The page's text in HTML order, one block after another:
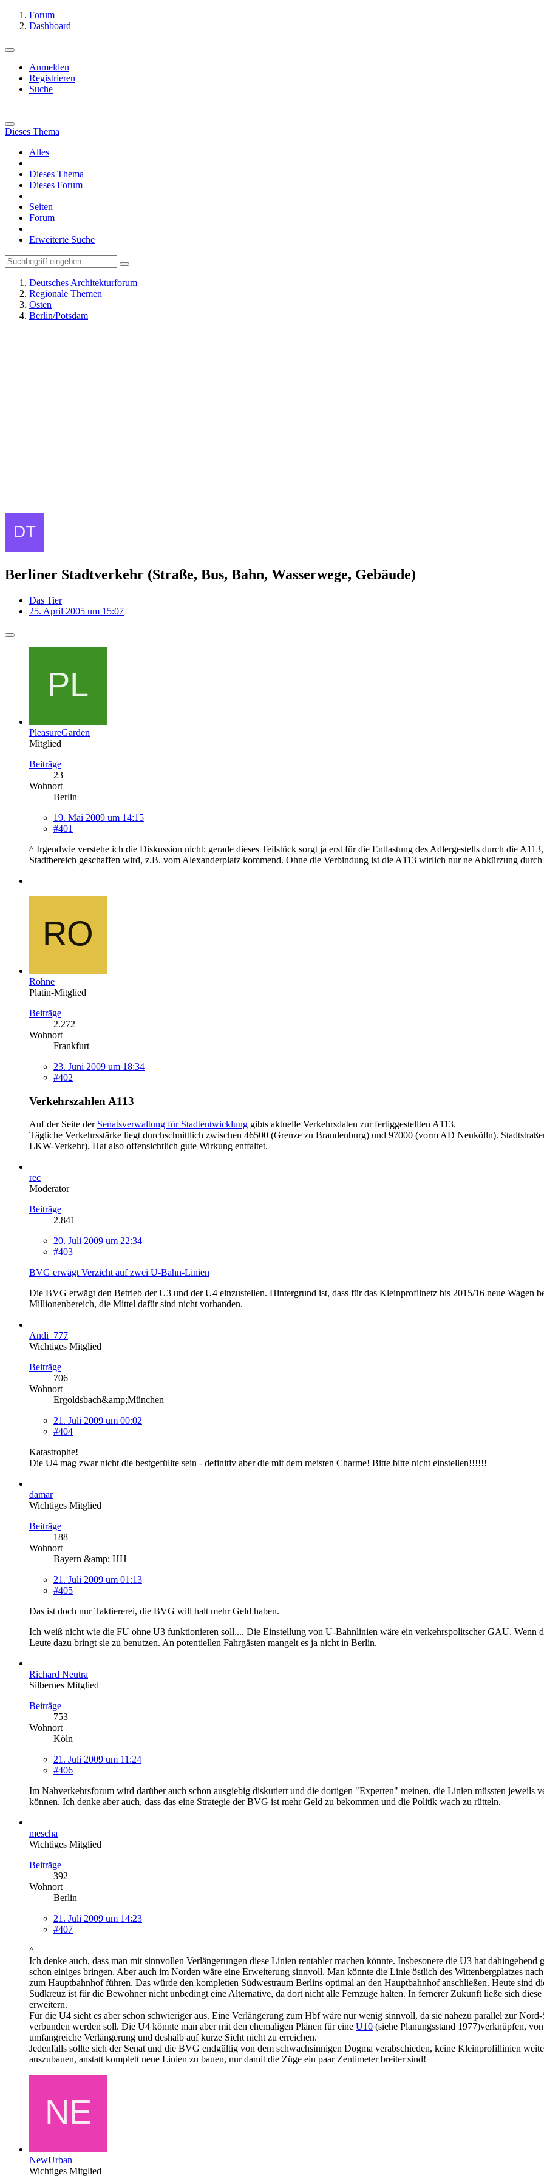
Forum
Dashboard
Anmelden
Registrieren
Suche
Dieses Thema
Alles
Dieses Thema
Dieses Forum
Seiten
Forum
Erweiterte Suche
Deutsches Architekturforum
Regionale Themen
Osten
Berlin/Potsdam
Berliner Stadtverkehr (Straße, Bus, Bahn, Wasserwege, Gebäude)
Das Tier
25. April 2005 um 15:07
PleasureGarden
Mitglied
Beiträge
23
Wohnort
Berlin
19. Mai 2009 um 14:15
#401
^ Irgendwie verstehe ich die Diskussion nicht: gerade dieses Teilstück sorgt ja erst für die Entlastung des Adlergestells durch die
Stadtbereich geschaffen wird, z.B. vom Alexanderplatz kommend. Ohne die Verbindung ist die A113 wirlich nur ne Abkürzung
Rohne
Platin-Mitglied
Beiträge
2.272
Wohnort
Frankfurt
23. Juni 2009 um 18:34
#402
Verkehrszahlen A113
Auf der Seite der Senatsverwaltung für Stadtentwicklung gibts aktuelle Verkehrsdaten zur fertiggestellten A113.
Tägliche Verkehrsstärke liegt durchschnittlich zwischen 46500 (Grenze zu Brandenburg) und 97000 (vorm AD Neukölln).
LKW-Verkehr). Hat also offensichtlich gute Wirkung entfaltet.
rec
Moderator
Beiträge
2.841
20. Juli 2009 um 22:34
#403
BVG erwägt Verzicht auf zwei U-Bahn-Linien
Die BVG erwägt den Betrieb der U3 und der U4 einzustellen. Hintergrund ist, dass für das Kleinprofilnetz bis 2015/16 neue Wagen
Millionenbereich, die Mittel dafür sind nicht vorhanden.
Andi_777
Wichtiges Mitglied
Beiträge
706
Wohnort
Ergoldsbach&amp;München
21. Juli 2009 um 00:02
#404
Katastrophe!
Die U4 mag zwar nicht die bestgefüllte sein - definitiv aber die mit dem meisten Charme! Bitte bitte nicht einstellen!!!!!!
damar
Wichtiges Mitglied
Beiträge
188
Wohnort
Bayern &amp; HH
21. Juli 2009 um 01:13
#405
Das ist doch nur Taktiererei, die BVG will halt mehr Geld haben.
Ich weiß nicht wie die FU ohne U3 funktionieren soll.... Die Einstellung von U-Bahnlinien wäre ein verkehrspolitscher GAU. Wenn
Leute dazu bringt sie zu benutzen. An potentiellen Fahrgästen mangelt es ja nicht in Berlin.
Richard Neutra
Silbernes Mitglied
Beiträge
753
Wohnort
Köln
21. Juli 2009 um 11:24
#406
Im Nahverkehrsforum wird darüber auch schon ausgiebig diskutiert und die dortigen "Experten" meinen, die Linien müssten jeweils
können. Ich denke aber auch, dass das eine Strategie der BVG ist mehr Geld zu bekommen und die Politik wach zu rütteln.
mescha
Wichtiges Mitglied
Beiträge
392
Wohnort
Berlin
21. Juli 2009 um 14:23
#407
^
Ich denke auch, dass man mit sinnvollen Verlängerungen diese Linien rentabler machen könnte. Insbesonere die U3 hat
schon einiges bringen. Aber auch im Norden wäre eine Erweiterung sinnvoll. Man könnte die Linie östlich des Wittenbergplatzes
zum Hauptbahnhof führen. Das würde den kompletten Südwestraum Berlins optimal an den Hauptbahnhof anschließen. Heute sind
Südkreuz ist für die Bewohner nicht unbedingt eine Alternative, da dort nicht alle Fernzüge halten. In fernerer Zukunft ließe sich
erweitern.
Für die U4 sieht es aber schon schwieriger aus. Eine Verlängerung zum Hbf wäre nur wenig sinnvoll, da sie nahezu parallel zur
verbunden werden soll. Die U4 könnte man aber mit den ehemaligen Plänen für eine U10 (siehe Planungsstand 1977)verknüpfen,
umfangreiche Verlängerung und deshalb auf kurze Sicht nicht zu erreichen.
Jedenfalls sollte sich der Senat und die BVG endgültig von dem schwachsinnigen Dogma verabschieden, keine Kleinprofillinien
auszubauen, anstatt komplett neue Linien zu bauen, nur damit die Züge ein paar Zentimeter breiter sind!
NewUrban
Wichtiges Mitglied